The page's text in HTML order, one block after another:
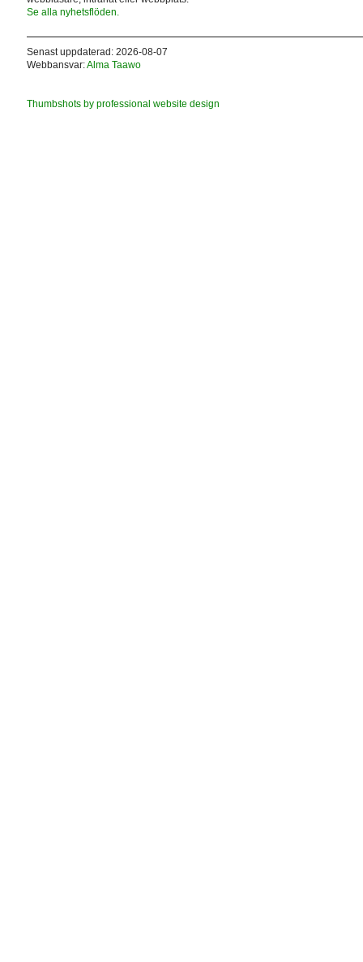
Se alla nyhetsflöden.
Senast uppdaterad: 2026-08-07
Webbansvar:Alma Taawo
Thumbshots by professional website design